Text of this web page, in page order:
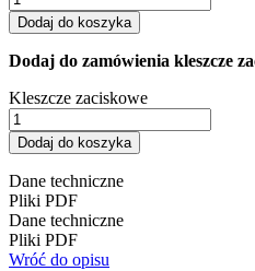
Dodaj do koszyka
Dodaj do zamówienia kleszcze
Kleszcze zaciskowe
Dodaj do koszyka
Dane techniczne
Pliki PDF
Dane techniczne
Pliki PDF
Wróć do opisu